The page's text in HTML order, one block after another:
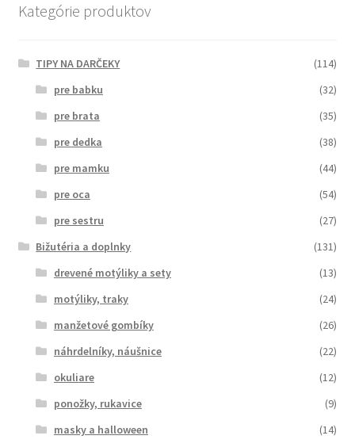
Kategórie produktov
TIPY NA DARČEKY
(114)
pre babku
(32)
pre brata
(35)
pre dedka
(38)
pre mamku
(44)
pre oca
(54)
pre sestru
(27)
Bižutéria a doplnky
(131)
drevené motýliky a sety
(13)
motýliky, traky
(24)
manžetové gombíky
(26)
náhrdelníky, náušnice
(22)
okuliare
(12)
ponožky, rukavice
(9)
masky a halloween
(14)